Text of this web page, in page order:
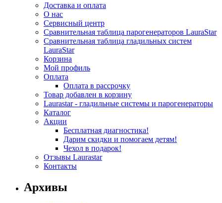
Доставка и оплата
О нас
Сервисный центр
Сравнительная таблица парогенераторов LauraStar
Сравнительная таблица гладильных систем
LauraStar
Корзина
Мой профиль
Оплата
Оплата в рассрочку
Товар добавлен в корзину
Laurastar - гладильные системы и парогенераторы
Каталог
Акции
Бесплатная диагностика!
Дарим скидки и помогаем детям!
Чехол в подарок!
Отзывы Laurastar
Контакты
Архивы